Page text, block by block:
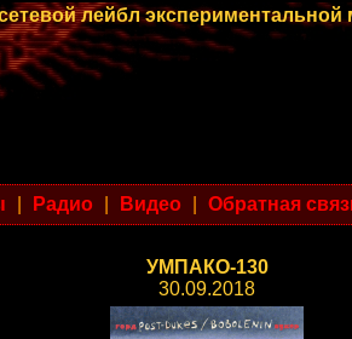
лейбл экспериментальной
Радио Видео Обратная
УМПАКО-130
30.09.2018